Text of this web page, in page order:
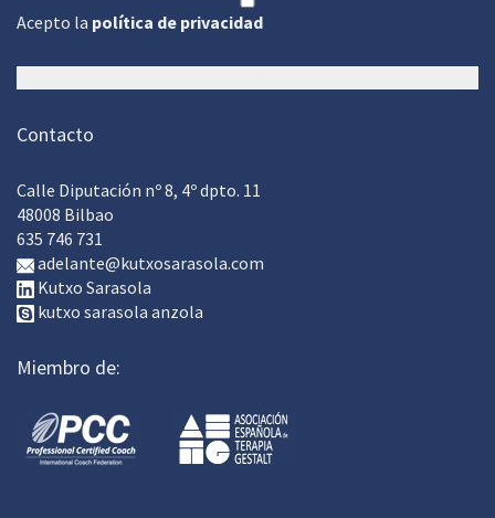
Acepto la política de privacidad
Contacto
Calle Diputación nº 8, 4º dpto. 11
48008 Bilbao
635 746 731
adelante@kutxosarasola.com
Kutxo Sarasola
kutxo sarasola anzola
Miembro de: